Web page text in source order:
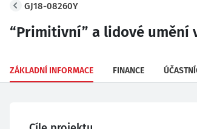
GJ18-08260Y
“Primitivní” a lidové umění
ZÁKLADNÍ INFORMACE FINANCE